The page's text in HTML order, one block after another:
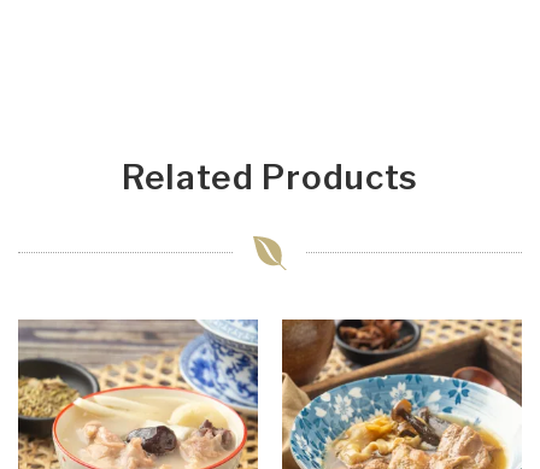
Related Products